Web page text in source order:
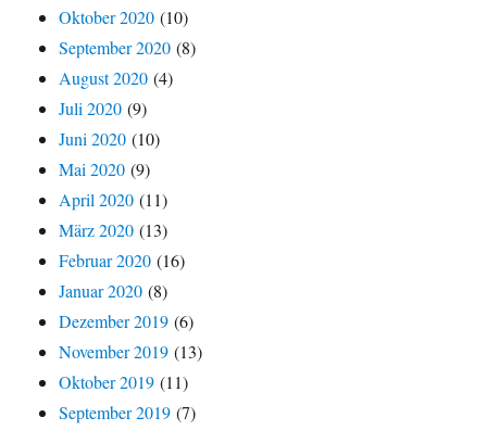
Oktober 2020 (10)
September 2020 (8)
August 2020 (4)
Juli 2020 (9)
Juni 2020 (10)
Mai 2020 (9)
April 2020 (11)
März 2020 (13)
Februar 2020 (16)
Januar 2020 (8)
Dezember 2019 (6)
November 2019 (13)
Oktober 2019 (11)
September 2019 (7)